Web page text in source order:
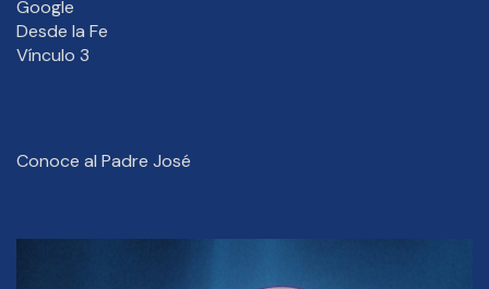
Google
Desde la Fe
Vínculo 3
Conoce al Padre José